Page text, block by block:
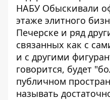
НАБУ Обыскивали
этаже элитного
Печерске и ряд
связанных как с
и с другими
говорится, будет
публичном
называть